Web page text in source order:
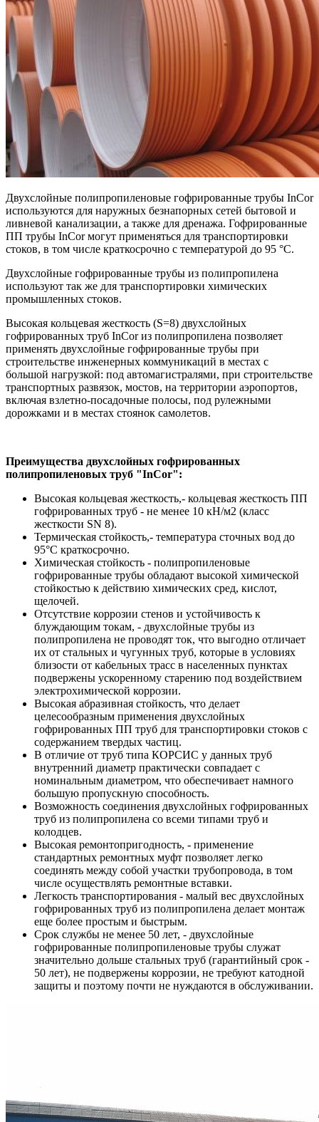
Двухслойные полипропиленовые гофрированные трубы InCor
используются для наружных безнапорных сетей бытовой и
ливневой канализации, а также для дренажа. Гофрированные
ПП трубы InCor могут применяться для транспортировки
стоков, в том числе краткосрочно с температурой до 95 °С.
Двухслойные гофрированные трубы из полипропилена
используют так же для транспортировки химических
промышленных стоков.
Высокая кольцевая жесткость (S=8) двухслойных
гофрированных труб InCor из полипропилена позволяет
применять двухслойные гофрированные трубы при
строительстве инженерных коммуникаций в местах с
большой нагрузкой: под автомагистралями, при строительстве
транспортных развязок, мостов, на территории аэропортов,
включая взлетно-посадочные полосы, под рулежными
дорожками и в местах стоянок самолетов.
Преимущества двухслойных гофрированных
полипропиленовых труб "InCor":
Высокая кольцевая жесткость,- кольцевая жесткость ПП
гофрированных труб - не менее 10 кН/м2 (класс
жесткости SN 8).
Термическая стойкость,- температура сточных вод до
95°С краткосрочно.
Химическая стойкость - полипропиленовые
гофрированные трубы обладают высокой химической
стойкостью к действию химических сред, кислот,
щелочей.
Отсутствие коррозии стенов и устойчивость к
блуждающим токам, - двухслойные трубы из
полипропилена не проводят ток, что выгодно отличает
их от стальных и чугунных труб, которые в условиях
близости от кабельных трасс в населенных пунктах
подвержены ускоренному старению под воздействием
электрохимической коррозии.
Высокая абразивная стойкость, что делает
целесообразным применения двухслойных
гофрированных ПП труб для транспортировки стоков с
содержанием твердых частиц.
В отличие от труб типа КОРСИС у данных труб
внутренний диаметр практически совпадает с
номинальным диаметром, что обеспечивает намного
большую пропускную способность.
Возможность соединения двухслойных гофрированных
труб из полипропилена со всеми типами труб и
колодцев.
Высокая ремонтопригодность, - применение
стандартных ремонтных муфт позволяет легко
соединять между собой участки трубопровода, в том
числе осуществлять ремонтные вставки.
Легкость транспортирования - малый вес двухслойных
гофрированных труб из полипропилена делает монтаж
еще более простым и быстрым.
Срок службы не менее 50 лет, - двухслойные
гофрированные полипропиленовые трубы служат
значительно дольше стальных труб (гарантийный срок -
50 лет), не подвержены коррозии, не требуют катодной
защиты и поэтому почти не нуждаются в обслуживании.